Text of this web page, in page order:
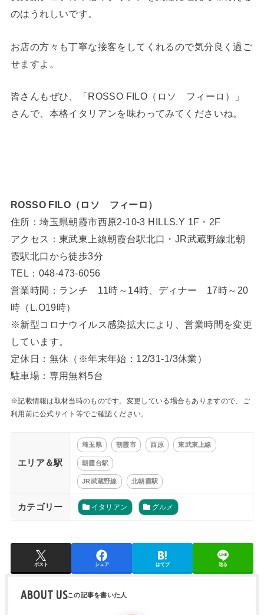
のはうれしいです。
お店の方々も丁寧な接客をしてくれるので気分良く過ご
せますよ。
皆さんもぜひ、「ROSSO FILO（ロソ フィーロ）」
さんで、本格イタリアンを味わってみてくださいね。
ROSSO FILO（ロソ フィーロ）
住所：埼玉県朝霞市西原2-10-3 HILLS.Y 1F・2F
アクセス：東武東上線朝霞台駅北口・JR武蔵野線北朝
霞駅北口から徒歩3分
TEL：048-473-6056
営業時間：ランチ 11時～14時、ディナー 17時～20
時（L.O19時）
※新型コロナウイルス感染拡大により、営業時間を変更
しています。
定休日：無休（※年末年始：12/31-1/3休業）
駐車場：専用無料5台
※記載情報は取材当時のものです。変更している場合もありますので、ご
利用前に公式サイト等でご確認ください。
エリア＆駅
埼玉県 朝霞市 西原 東武東上線
朝霞台駅
JR武蔵野線 北朝霞駅
カテゴリー イタリアン グルメ
ポスト シェア はてブ 送る
ABOUT US